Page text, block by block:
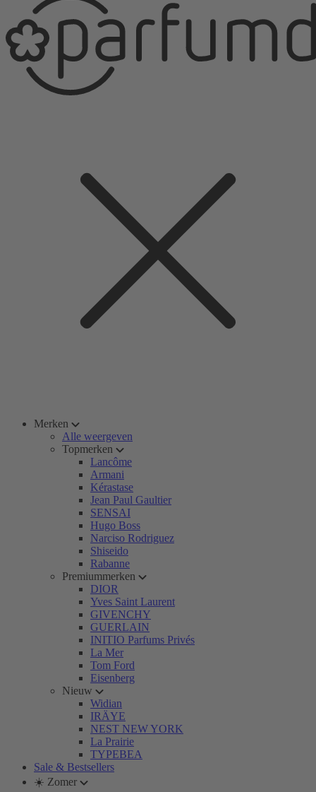
Merken
Alle weergeven
Topmerken
Lancôme
Armani
Kérastase
Jean Paul Gaultier
SENSAI
Hugo Boss
Narciso Rodriguez
Shiseido
Rabanne
Premiummerken
DIOR
Yves Saint Laurent
GIVENCHY
GUERLAIN
INITIO Parfums Privés
La Mer
Tom Ford
Eisenberg
Nieuw
Widian
IRÄYE
NEST NEW YORK
La Prairie
TYPEBEA
Sale & Bestsellers
☀️ Zomer